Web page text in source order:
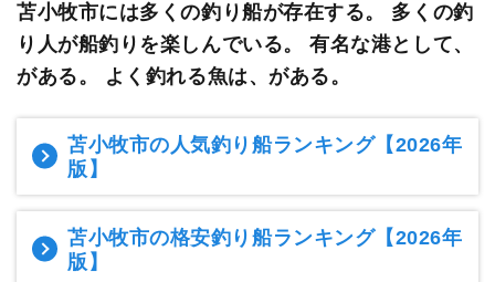
苫小牧市には多くの釣り船が存在する。 多くの釣
り人が船釣りを楽しんでいる。有名な港として、
がある。 よく釣れる魚は、がある。
苫小牧市の人気釣り船ランキング【2026年
版】
苫小牧市の格安釣り船ランキング【2026年
版】